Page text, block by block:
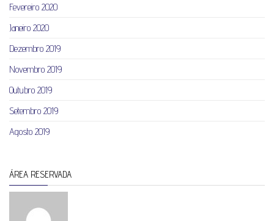
Fevereiro 2020
Janeiro 2020
Dezembro 2019
Novembro 2019
Outubro 2019
Setembro 2019
Agosto 2019
ÁREA RESERVADA